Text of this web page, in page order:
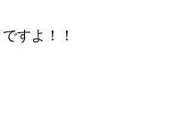
すよ！！